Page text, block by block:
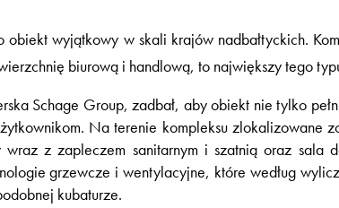
obiekt wyjątkowy w skali krajów nadbałtyckich.
biurową i handlową, to największy tego
Schage Group, zadbał, aby obiekt nie tylko
Na terenie kompleksu zlokalizowane
z zapleczem sanitarnym i szatnią oraz sala
grzewcze i wentylacyjne, które według
kubaturze.